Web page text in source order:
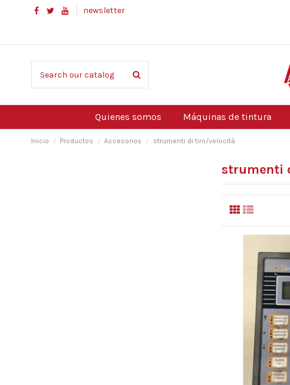
newsletter
Quienes somos Máquinas de tintura
Inicio Productos Accesorios strumenti di tiro/velocità
strumenti